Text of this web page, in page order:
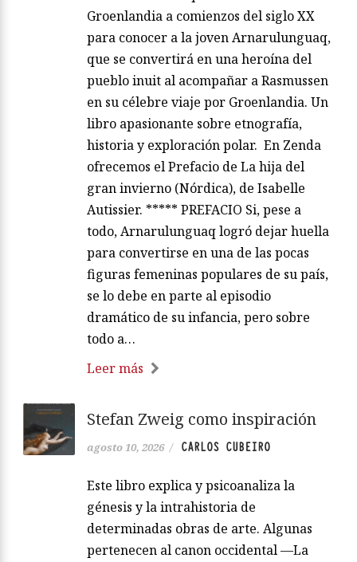
Groenlandia a comienzos del siglo XX
para conocer a la joven Arnarulunguaq,
que se convertirá en una heroína del
pueblo inuit al acompañar a Rasmussen
en su célebre viaje por Groenlandia. Un
libro apasionante sobre etnografía,
historia y exploración polar. En Zenda
ofrecemos el Prefacio de La hija del
gran invierno (Nórdica), de Isabelle
Autissier. ***** PREFACIO Si, pese a
todo, Arnarulunguaq logró dejar huella
para convertirse en una de las pocas
figuras femeninas populares de su país,
se lo debe en parte al episodio
dramático de su infancia, pero sobre
todo a…
Leer más
Stefan Zweig como inspiración
agosto 10, 2026 / CARLOS CUBEIRO
Este libro explica y psicoanaliza la
génesis y la intrahistoria de
determinadas obras de arte. Algunas
pertenecen al canon occidental —La